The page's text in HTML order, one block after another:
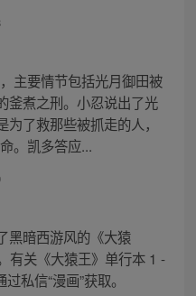
主要情节包括光月御田被
釜煮之刑。小忍说出了光
了救那些被抓走的人，
。凯多答应...
黑暗西游风的《大猿
有关《大猿王》单行本 1 -
私信“漫画”获取。